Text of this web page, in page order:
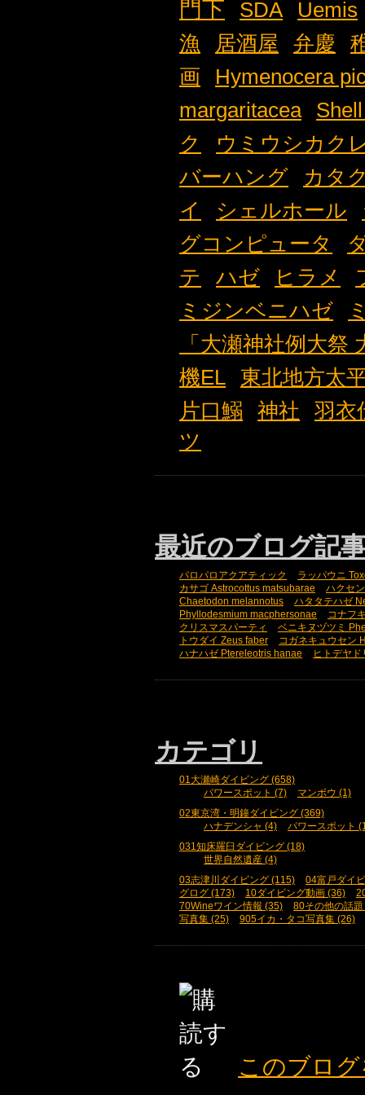
門下 SDA
Uemis
漁
居酒屋 弁慶
画
Hymenocera
margaritacea
ク
ウミウシカク
バーハング
カタ
イ
シェルホール
グコンピュータ
テ
ハゼ ヒラメ
ミジンベニハゼ
「大瀬神社例大祭
機EL
東北地方太
片口鰯
神社
羽衣
ツ
最近のブログ記
パロパロアクアティック
ラッパウニ
カサゴ Astrocottus matsubarae
ハクセ
Chaetodon melannotus
ハタタテハゼ
Phyllodesmium macphersonae
コナフ
クリスマスパーティ
ベニキヌヅツミ
トウダイ Zeus faber
コガネキュウセン
ハナハゼ Ptereleotris hanae
ヒトデヤ
カテゴリ
01大瀬崎ダイビング (658)
パワースポット (7)
マンボウ (1)
02東京湾・明鐘ダイビング (369)
ハナデンシャ (4)
パワースポット
031知床羅臼ダイビング (18)
世界自然遺産 (4)
03志津川ダイビング (115)
04富戸ダイ
グログ (173)
10ダイビング動画 (36)
70Wineワイン情報 (35)
80その他の話
写真集 (25)
905イカ・タコ写真集 (26)
このブロ